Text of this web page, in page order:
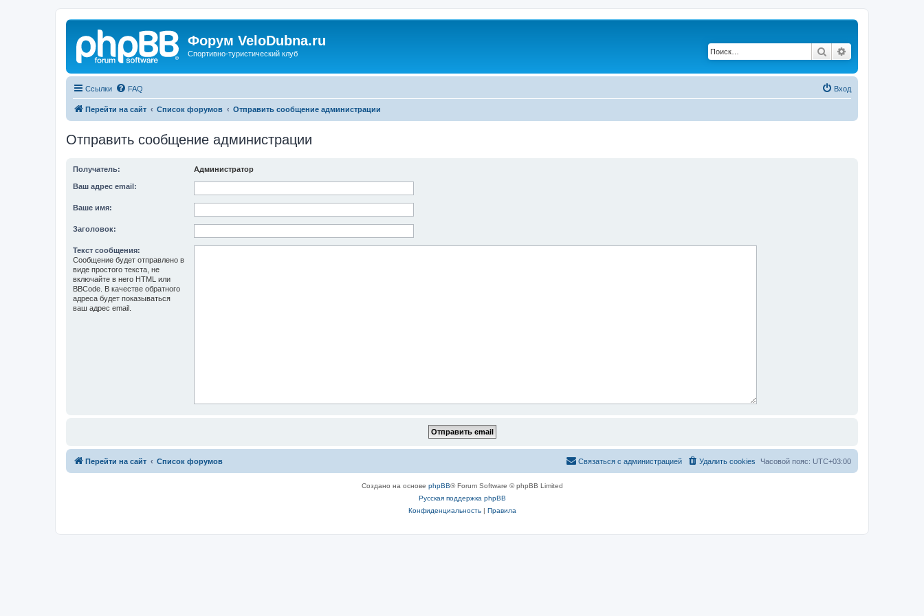
Форум VeloDubna.ru
Спортивно-туристический клуб Поиск
Ссылки FAQ Вход
Перейти на сайт Список форумов Отправить сообщение администрации
Отправить сообщение администрации
Получатель: Администратор
Ваш адрес email:
Ваше имя:
Заголовок:
Текст сообщения:
Сообщение будет отправлено в
виде простого текста, не
включайте в него HTML или
BBCode. В качестве обратного
адреса будет показываться
ваш адрес email.
Перейти на сайт Список форумов Часовой пояс: UTC+03:00
Удалить cookies
Связаться с администрацией
Создано на основе phpBB® Forum Software © phpBB Limited
Русская поддержка phpBB
Конфиденциальность| Правила